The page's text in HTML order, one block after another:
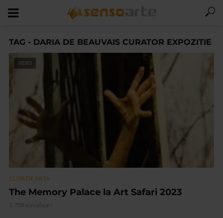
TAG - DARIA DE BEAUVAIS CURATOR EXPOZITIE
VIDEO
CLIPA DE ARTA
The Memory Palace la Art Safari 2023
1.758 vizualizari